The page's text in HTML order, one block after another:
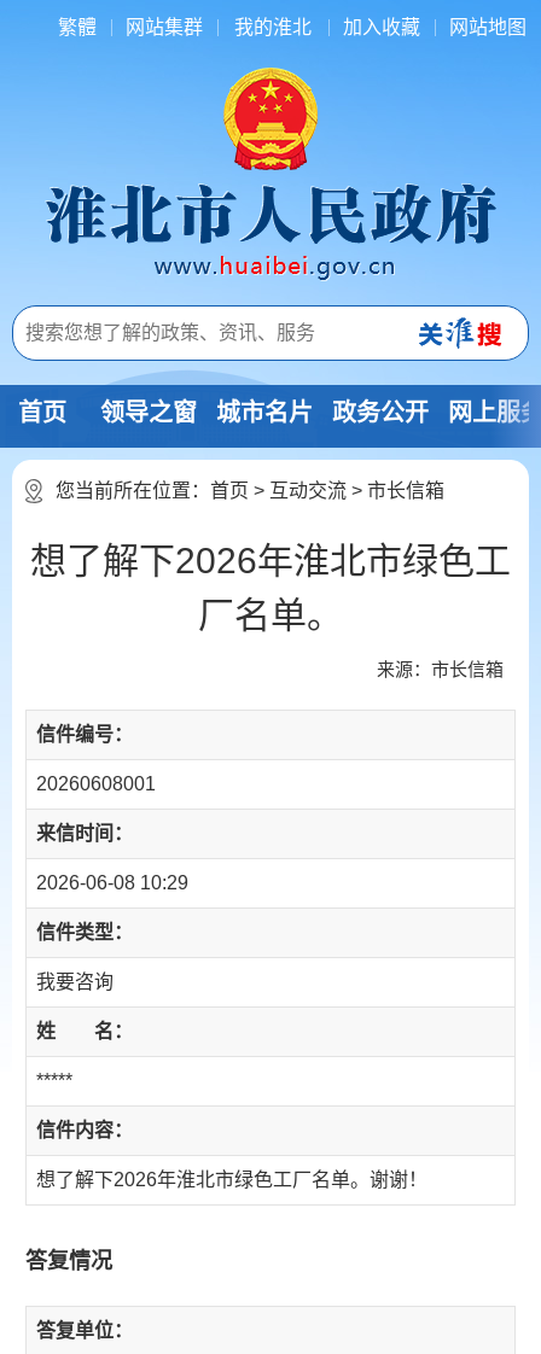
繁體 网站集群 我的淮北 加入收藏 网站地图
首页 领导之窗 城市名片 政务公开 网上服
您当前所在位置： 首页 > 互动交流 > 市长信箱
想了解下2026年淮北市绿色工
厂名单。
来源：市长信箱
信件编号：
20260608001
来信时间：
2026-06-08 10:29
信件类型：
我要咨询
姓 名：
*****
信件内容：
想了解下2026年淮北市绿色工厂名单。谢谢！
答复情况
答复单位：